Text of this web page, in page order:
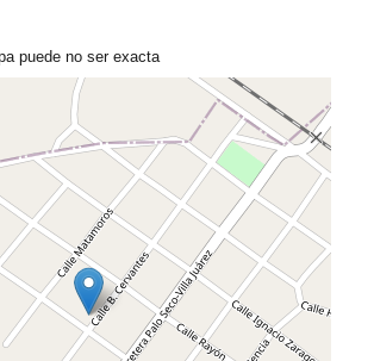
puede no ser exacta